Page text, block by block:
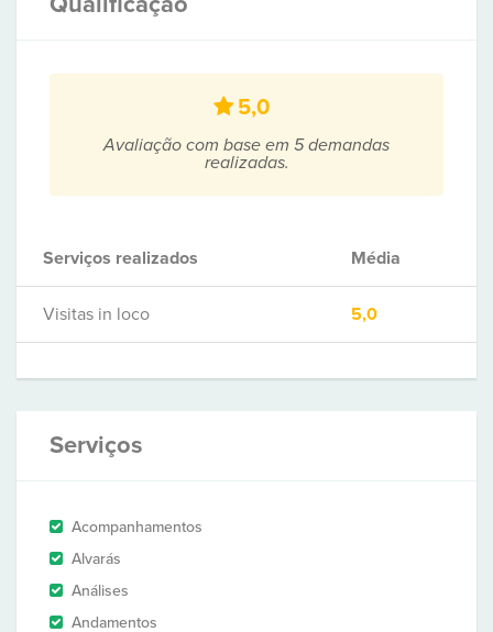
5,0
Avaliação com base em 5 demandas
realizadas.
Serviços realizados Média
Visitas in loco 5,0
Serviços
Acompanhamentos
Alvarás
Análises
Andamentos